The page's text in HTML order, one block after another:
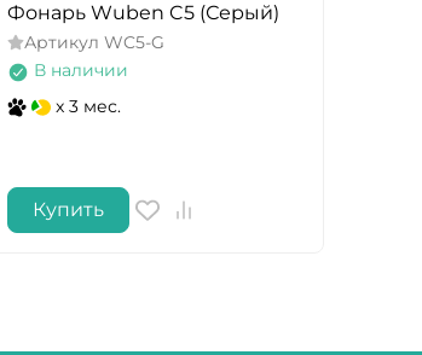
Фонарь Wuben C5 (Серый)
Артикул WC5-G
В наличии
x 3 мес.
Купить